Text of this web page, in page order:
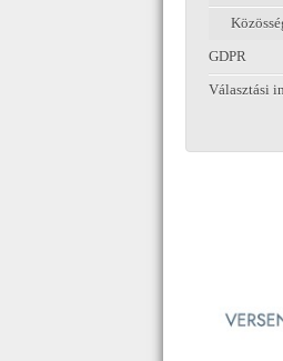
GDPR
Választási